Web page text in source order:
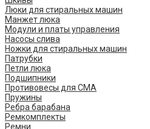
Люки для стиральных машин
Манжет люка
Модули и платы управления
Насосы слива
Ножки для стиральных машин
Патрубки
Петли люка
Подшипники
Противовесы для СМА
Пружины
Ребра барабана
Ремкомплекты
Ремни